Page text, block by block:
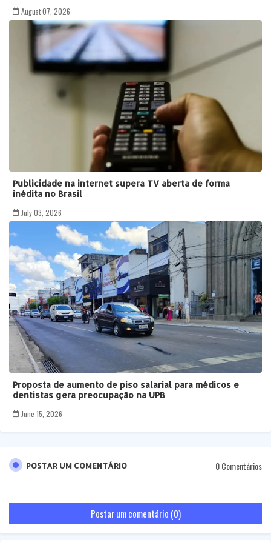
August 07, 2026
Publicidade na internet supera TV aberta de forma
inédita no Brasil
July 03, 2026
Proposta de aumento de piso salarial para médicos e
dentistas gera preocupação na UPB
June 15, 2026
POSTAR UM COMENTÁRIO 0 Comentários
Postar um comentário (0)